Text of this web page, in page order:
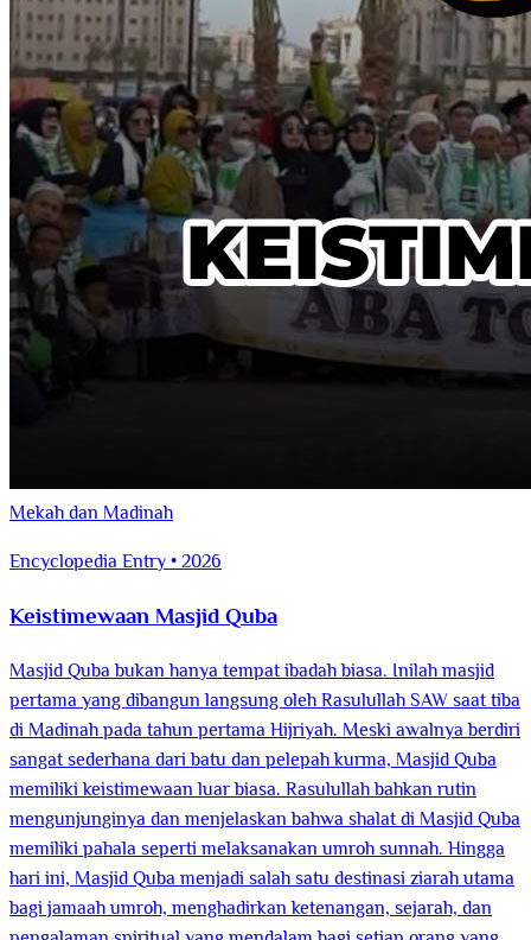
Mekah dan Madinah
Encyclopedia Entry • 2026
Keistimewaan Masjid Quba
Masjid Quba bukan hanya tempat ibadah biasa. Inilah masjid
pertama yang dibangun langsung oleh Rasulullah SAW saat tiba
di Madinah pada tahun pertama Hijriyah. Meski awalnya berdiri
sangat sederhana dari batu dan pelepah kurma, Masjid Quba
memiliki keistimewaan luar biasa. Rasulullah bahkan rutin
mengunjunginya dan menjelaskan bahwa shalat di Masjid Quba
memiliki pahala seperti melaksanakan umroh sunnah. Hingga
hari ini, Masjid Quba menjadi salah satu destinasi ziarah utama
bagi jamaah umroh, menghadirkan ketenangan, sejarah, dan